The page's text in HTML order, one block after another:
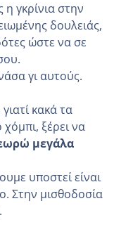
γκρίνια στην
δουλειάς,
ώστε να σε
γι αυτούς.
κακά τα
ξέρει να
μεγάλα
υποστεί είναι
Στην μισθοδοσία